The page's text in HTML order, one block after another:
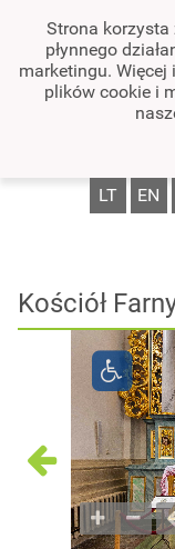
Strona korzysta
płynnego
marketingu.
plików cookie i
LT EN
Kościół